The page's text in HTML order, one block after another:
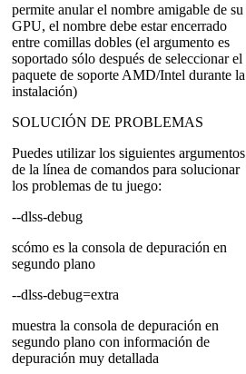
permite anular el nombre amigable de su
GPU, el nombre debe estar encerrado
entre comillas dobles (el argumento es
soportado sólo después de seleccionar el
paquete de soporte AMD/Intel durante la
instalación)
SOLUCIÓN DE PROBLEMAS
Puedes utilizar los siguientes argumentos
de la línea de comandos para solucionar
los problemas de tu juego:
--dlss-debug
scómo es la consola de depuración en
segundo plano
--dlss-debug=extra
muestra la consola de depuración en
segundo plano con información de
depuración muy detallada